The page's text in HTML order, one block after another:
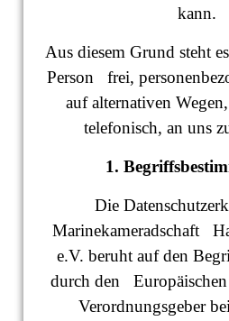
kann.
Aus diesem Grund steht
Person frei,
auf alternativen
telefonisch, an uns
1.
Die
Marinekameradschaft
e.V. beruht auf den
durch den
Verordnungsgeber